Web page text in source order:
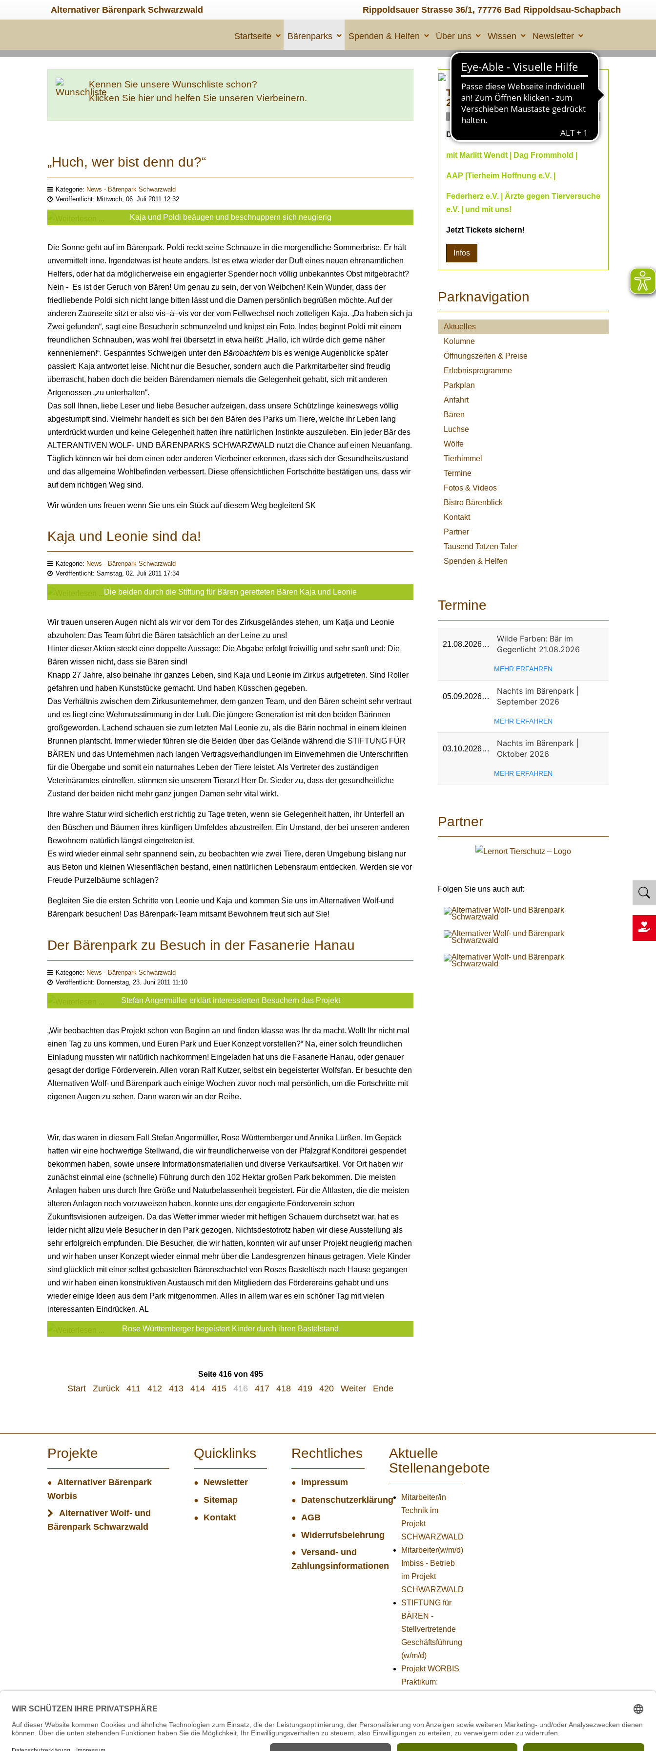
Alternativer Bärenpark Schwarzwald Rippoldsauer Strasse 36/1, 77776 Bad Rippoldsau-Schapbach
Startseite Bärenparks Spenden & Helfen Über uns Wissen Newsletter
Kennen Sie unsere Wunschliste schon?
Klicken Sie hier und helfen Sie unseren Vierbeinern.
„Huch, wer bist denn du?“
Kategorie: News - Bärenpark Schwarzwald
Veröffentlicht: Mittwoch, 06. Juli 2011 12:32
Kaja und Poldi beäugen und beschnuppern sich neugierig
Die Sonne geht auf im Bärenpark. Poldi reckt seine Schnauze in die morgendliche Sommerbrise. Er hält
unvermittelt inne. Irgendetwas ist heute anders. Ist es etwa wieder der Duft eines neuen ehrenamtlichen
Helfers, oder hat da möglicherweise ein engagierter Spender noch völlig unbekanntes Obst mitgebracht?
Nein - Es ist der Geruch von Bären! Um genau zu sein, der von Weibchen! Kein Wunder, dass der
friedliebende Poldi sich nicht lange bitten lässt und die Damen persönlich begrüßen möchte. Auf der
anderen Zaunseite sitzt er also vis–à–vis vor der vom Fellwechsel noch zotteligen Kaja. „Da haben sich ja
Zwei gefunden“, sagt eine Besucherin schmunzelnd und knipst ein Foto. Indes beginnt Poldi mit einem
freundlichen Schnauben, was wohl frei übersetzt in etwa heißt: „Hallo, ich würde dich gerne näher
kennenlernen!“. Gespanntes Schweigen unter den Bärobachtern bis es wenige Augenblicke später
passiert: Kaja antwortet leise. Nicht nur die Besucher, sondern auch die Parkmitarbeiter sind freudig
überrascht, haben doch die beiden Bärendamen niemals die Gelegenheit gehabt, sich mit anderen
Artgenossen „zu unterhalten“.
Das soll Ihnen, liebe Leser und liebe Besucher aufzeigen, dass unsere Schützlinge keineswegs völlig
abgestumpft sind. Vielmehr handelt es sich bei den Bären des Parks um Tiere, welche ihr Leben lang
unterdrückt wurden und keine Gelegenheit hatten ihre natürlichen Instinkte auszuleben. Ein jeder Bär des
ALTERANTIVEN WOLF- UND BÄRENPARKS SCHWARZWALD nutzt die Chance auf einen Neuanfang.
Täglich können wir bei dem einen oder anderen Vierbeiner erkennen, dass sich der Gesundheitszustand
und das allgemeine Wohlbefinden verbessert. Diese offensichtlichen Fortschritte bestätigen uns, dass wir
auf dem richtigen Weg sind.
Wir würden uns freuen wenn Sie uns ein Stück auf diesem Weg begleiten! SK
Kaja und Leonie sind da!
Kategorie: News - Bärenpark Schwarzwald
Veröffentlicht: Samstag, 02. Juli 2011 17:34
Die beiden durch die Stiftung für Bären geretteten Bären Kaja und Leonie
Wir trauen unseren Augen nicht als wir vor dem Tor des Zirkusgeländes stehen, um Katja und Leonie
abzuholen: Das Team führt die Bären tatsächlich an der Leine zu uns!
Hinter dieser Aktion steckt eine doppelte Aussage: Die Abgabe erfolgt freiwillig und sehr sanft und: Die
Bären wissen nicht, dass sie Bären sind!
Knapp 27 Jahre, also beinahe ihr ganzes Leben, sind Kaja und Leonie im Zirkus aufgetreten. Sind Roller
gefahren und haben Kunststücke gemacht. Und haben Küsschen gegeben.
Das Verhältnis zwischen dem Zirkusunternehmer, dem ganzen Team, und den Bären scheint sehr vertraut
und es liegt eine Wehmutsstimmung in der Luft. Die jüngere Generation ist mit den beiden Bärinnen
großgeworden. Lachend schauen sie zum letzten Mal Leonie zu, als die Bärin nochmal in einem kleinen
Brunnen plantscht. Immer wieder führen sie die Beiden über das Gelände während die STIFTUNG FÜR
BÄREN und das Unternehmen nach langen Vertragsverhandlungen im Einvernehmen die Unterschriften
für die Übergabe und somit ein naturnahes Leben der Tiere leistet. Als Vertreter des zuständigen
Veterinäramtes eintreffen, stimmen sie unserem Tierarzt Herr Dr. Sieder zu, dass der gesundheitliche
Zustand der beiden nicht mehr ganz jungen Damen sehr vital wirkt.
Ihre wahre Statur wird sicherlich erst richtig zu Tage treten, wenn sie Gelegenheit hatten, ihr Unterfell an
den Büschen und Bäumen ihres künftigen Umfeldes abzustreifen. Ein Umstand, der bei unseren anderen
Bewohnern natürlich längst eingetreten ist.
Es wird wieder einmal sehr spannend sein, zu beobachten wie zwei Tiere, deren Umgebung bislang nur
aus Beton und kleinen Wiesenflächen bestand, einen natürlichen Lebensraum entdecken. Werden sie vor
Freude Purzelbäume schlagen?
Begleiten Sie die ersten Schritte von Leonie und Kaja und kommen Sie uns im Alternativen Wolf-und
Bärenpark besuchen! Das Bärenpark-Team mitsamt Bewohnern freut sich auf Sie!
Der Bärenpark zu Besuch in der Fasanerie Hanau
Kategorie: News - Bärenpark Schwarzwald
Veröffentlicht: Donnerstag, 23. Juni 2011 11:10
Stefan Angermüller erklärt interessierten Besuchern das Projekt
„Wir beobachten das Projekt schon von Beginn an und finden klasse was Ihr da macht. Wollt Ihr nicht mal
einen Tag zu uns kommen, und Euren Park und Euer Konzept vorstellen?“ Na, einer solch freundlichen
Einladung mussten wir natürlich nachkommen! Eingeladen hat uns die Fasanerie Hanau, oder genauer
gesagt der dortige Förderverein. Allen voran Ralf Kutzer, selbst ein begeisterter Wolfsfan. Er besuchte den
Alternativen Wolf- und Bärenpark auch einige Wochen zuvor noch mal persönlich, um die Fortschritte mit
eigenen Augen zu sehen. Dann waren wir an der Reihe.
Wir, das waren in diesem Fall Stefan Angermüller, Rose Württemberger und Annika Lürßen. Im Gepäck
hatten wir eine hochwertige Stellwand, die wir freundlicherweise von der Pfalzgraf Konditorei gespendet
bekommen haben, sowie unsere Informationsmaterialien und diverse Verkaufsartikel. Vor Ort haben wir
zunächst einmal eine (schnelle) Führung durch den 102 Hektar großen Park bekommen. Die meisten
Anlagen haben uns durch Ihre Größe und Naturbelassenheit begeistert. Für die Altlasten, die die meisten
älteren Anlagen noch vorzuweisen haben, konnte uns der engagierte Förderverein schon
Zukunftsvisionen aufzeigen. Da das Wetter immer wieder mit heftigen Schauern durchsetzt war, hat es
leider nicht allzu viele Besucher in den Park gezogen. Nichtsdestotrotz haben wir diese Ausstellung als
sehr erfolgreich empfunden. Die Besucher, die wir hatten, konnten wir auf unser Projekt neugierig machen
und wir haben unser Konzept wieder einmal mehr über die Landesgrenzen hinaus getragen. Viele Kinder
sind glücklich mit einer selbst gebastelten Bärenschachtel von Roses Basteltisch nach Hause gegangen
und wir haben einen konstruktiven Austausch mit den Mitgliedern des Förderereins gehabt und uns
wieder einige Ideen aus dem Park mitgenommen. Alles in allem war es ein schöner Tag mit vielen
interessanten Eindrücken. AL
Rose Württemberger begeistert Kinder durch ihren Bastelstand
Seite 416 von 495
Start Zurück 411 412 413 414 415 416 417 418 419 420 Weiter Ende
TIERLEID made in ÜBERALL
2
ONLINE Fachvorträge
Dein Online--Herbst 2026
mit Marlitt Wendt | Dag Frommhold |
AAP |Tierheim Hoffnung e.V. |
Federherz e.V. | Ärzte gegen Tierversuche
e.V. | und mit uns!
Jetzt Tickets sichern!
Infos
Parknavigation
Aktuelles
Kolumne
Öffnungszeiten & Preise
Erlebnisprogramme
Parkplan
Anfahrt
Bären
Luchse
Wölfe
Tierhimmel
Termine
Fotos & Videos
Bistro Bärenblick
Kontakt
Partner
Tausend Tatzen Taler
Spenden & Helfen
Termine
21.08.2026…
Wilde Farben: Bär im
Gegenlicht 21.08.2026
MEHR ERFAHREN
05.09.2026…
Nachts im Bärenpark |
September 2026
MEHR ERFAHREN
03.10.2026…
Nachts im Bärenpark |
Oktober 2026
MEHR ERFAHREN
Partner
Folgen Sie uns auch auf:
Projekte
Alternativer Bärenpark
Worbis
Alternativer Wolf- und
Bärenpark Schwarzwald
Quicklinks
Newsletter
Sitemap
Kontakt
Rechtliches
Impressum
Datenschutzerklärung
AGB
Widerrufsbelehrung
Versand- und
Zahlungsinformationen
Aktuelle
Stellenangebote
Mitarbeiter/in
Technik im
Projekt
SCHWARZWALD
Mitarbeiter(w/m/d)
Imbiss - Betrieb
im Projekt
SCHWARZWALD
STIFTUNG für
BÄREN -
Stellvertretende
Geschäftsführung
(w/m/d)
Projekt WORBIS
Praktikum:
Projekt WORBIS
Mitarbeiter*in